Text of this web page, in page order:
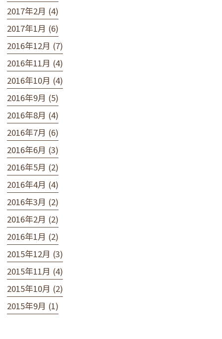
2017年2月 (4)
2017年1月 (6)
2016年12月 (7)
2016年11月 (4)
2016年10月 (4)
2016年9月 (5)
2016年8月 (4)
2016年7月 (6)
2016年6月 (3)
2016年5月 (2)
2016年4月 (4)
2016年3月 (2)
2016年2月 (2)
2016年1月 (2)
2015年12月 (3)
2015年11月 (4)
2015年10月 (2)
2015年9月 (1)